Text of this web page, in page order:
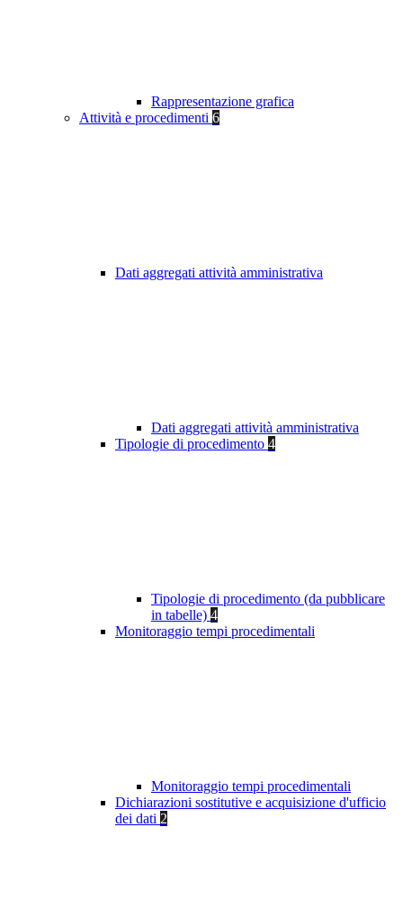
Rappresentazione grafica
Attività e procedimenti 6
Dati aggregati attività amministrativa
Dati aggregati attività amministrativa
Tipologie di procedimento 4
Tipologie di procedimento (da pubblicare
in tabelle) 4
Monitoraggio tempi procedimentali
Monitoraggio tempi procedimentali
Dichiarazioni sostitutive e acquisizione d'ufficio
dei dati 2